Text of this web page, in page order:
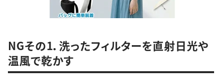
NGその1．洗ったフィルターを直射日光や
温風で乾かす